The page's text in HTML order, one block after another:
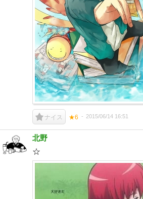
ナイス ★6 2015/06/14 16:51
北野
☆